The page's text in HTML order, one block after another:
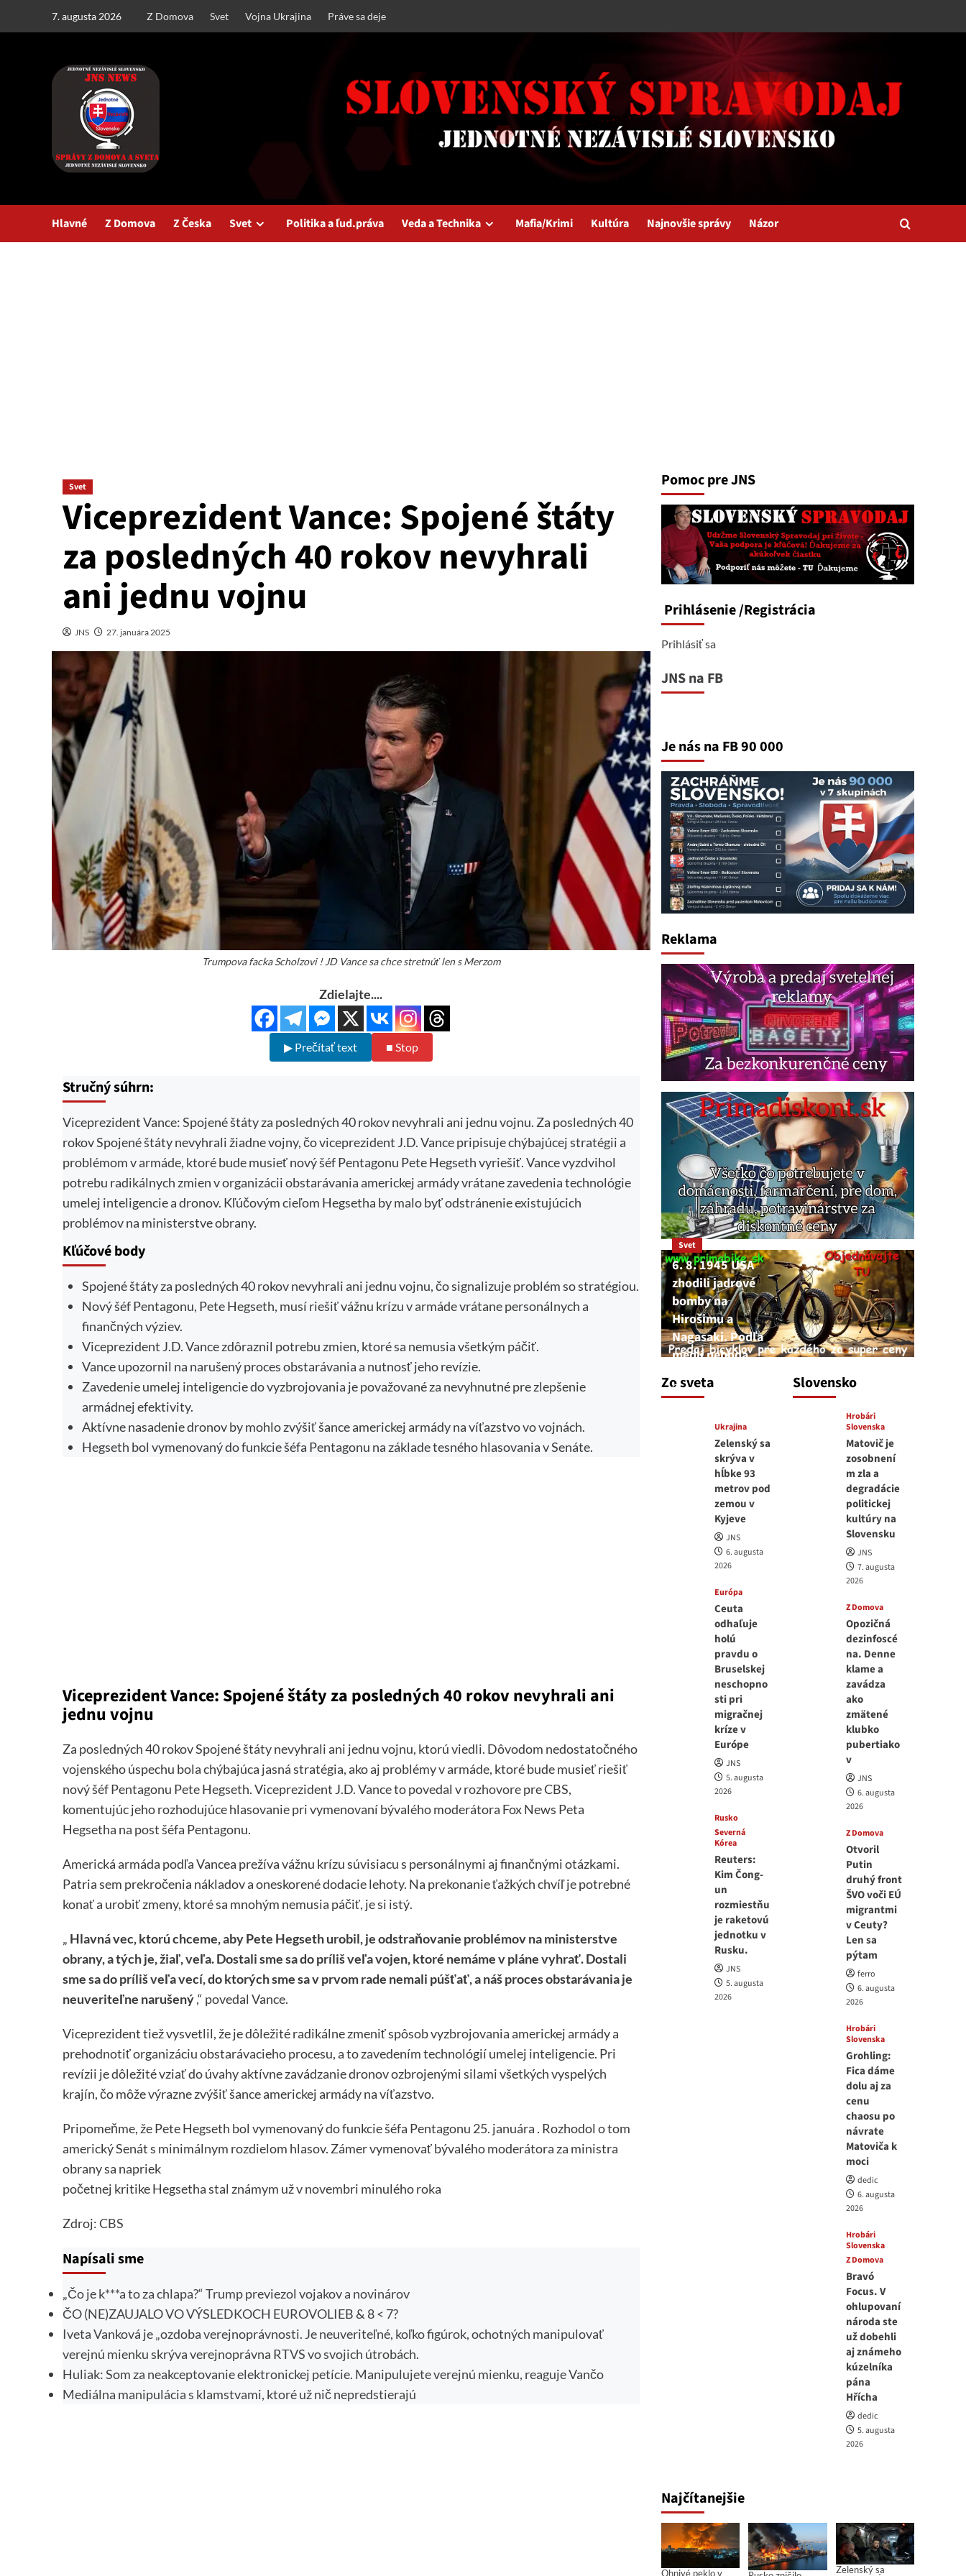
7. augusta 2026 Z Domova Svet Vojna Ukrajina Práve sa deje
Hlavné Z Domova Z Česka Svet Politika a ľud.práva Veda a Technika Mafia/Krimi Kultúra Najnovšie správy Názor
Svet
Viceprezident Vance: Spojené štáty
za posledných 40 rokov nevyhrali
ani jednu vojnu
JNS 27. januára 2025
Trumpova facka Scholzovi ! JD Vance sa chce stretnúť len s Merzom
Zdielajte....
▶ Prečítať text ■ Stop
Stručný súhrn:
Viceprezident Vance: Spojené štáty za posledných 40 rokov nevyhrali ani jednu vojnu. Za posledných 40
rokov Spojené štáty nevyhrali žiadne vojny, čo viceprezident J.D. Vance pripisuje chýbajúcej stratégii a
problémom v armáde, ktoré bude musieť nový šéf Pentagonu Pete Hegseth vyriešiť. Vance vyzdvihol
potrebu radikálnych zmien v organizácii obstarávania americkej armády vrátane zavedenia technológie
umelej inteligencie a dronov. Kľúčovým cieľom Hegsetha by malo byť odstránenie existujúcich
problémov na ministerstve obrany.
Kľúčové body
Spojené štáty za posledných 40 rokov nevyhrali ani jednu vojnu, čo signalizuje problém so stratégiou.
Nový šéf Pentagonu, Pete Hegseth, musí riešiť vážnu krízu v armáde vrátane personálnych a
finančných výziev.
Viceprezident J.D. Vance zdôraznil potrebu zmien, ktoré sa nemusia všetkým páčiť.
Vance upozornil na narušený proces obstarávania a nutnosť jeho revízie.
Zavedenie umelej inteligencie do vyzbrojovania je považované za nevyhnutné pre zlepšenie
armádnej efektivity.
Aktívne nasadenie dronov by mohlo zvýšiť šance americkej armády na víťazstvo vo vojnách.
Hegseth bol vymenovaný do funkcie šéfa Pentagonu na základe tesného hlasovania v Senáte.
Viceprezident Vance: Spojené štáty za posledných 40 rokov nevyhrali ani
jednu vojnu
Za posledných 40 rokov Spojené štáty nevyhrali ani jednu vojnu, ktorú viedli. Dôvodom nedostatočného
vojenského úspechu bola chýbajúca jasná stratégia, ako aj problémy v armáde, ktoré bude musieť riešiť
nový šéf Pentagonu Pete Hegseth. Viceprezident J.D. Vance to povedal vrozhovorepre CBS,
komentujúc jeho rozhodujúce hlasovanie pri vymenovaní bývalého moderátora Fox News Peta
Hegsetha na post šéfa Pentagonu.
Americká armáda podľa Vancea prežíva vážnu krízu súvisiacu s personálnymi aj finančnými otázkami.
Patria sem prekročenia nákladov a oneskorené dodacie lehoty. Na prekonanie ťažkých chvíľ je potrebné
konať a urobiť zmeny, ktoré sa mnohým nemusia páčiť, je si istý.
„ Hlavná vec, ktorú chceme, aby Pete Hegseth urobil, je odstraňovanie problémov na ministerstve
obrany, a tých je, žiaľ, veľa. Dostali sme sa do príliš veľa vojen, ktoré nemáme v pláne vyhrať. Dostali
sme sa do príliš veľa vecí, do ktorých sme sa v prvom rade nemali púšťať, a náš proces obstarávania je
neuveriteľne narušený,“ povedal Vance.
Viceprezident tiež vysvetlil, že je dôležité radikálne zmeniť spôsob vyzbrojovania americkej armády a
prehodnotiť organizáciu obstarávacieho procesu, a to zavedením technológií umelej inteligencie. Pri
revízii je dôležité vziať do úvahy aktívne zavádzanie dronov ozbrojenými silami všetkých vyspelých
krajín, čo môže výrazne zvýšiť šance americkej armády na víťazstvo.
Pripomeňme, že Pete Hegseth bol vymenovaný do funkcie šéfa Pentagonu 25. januára . Rozhodol o tom
americký Senát s minimálnym rozdielom hlasov. Zámer vymenovať bývalého moderátora za ministra
obrany sa napriek
početnej kritike Hegsetha stal známym už v novembri minulého roka
Zdroj:CBS
Napísali sme
„Čo je k***a to za chlapa?“ Trump previezol vojakov a novinárov
ČO (NE)ZAUJALO VO VÝSLEDKOCH EUROVOLIEB & 8 < 7?
Iveta Vanková je „ozdoba verejnoprávnosti. Je neuveriteľné, koľko figúrok, ochotných manipulovať
verejnú mienku skrýva verejnoprávna RTVS vo svojich útrobách.
Huliak: Som za neakceptovanie elektronickej petície. Manipulujete verejnú mienku, reaguje Vančo
Mediálna manipulácia s klamstvami, ktoré už nič nepredstierajú
Pomoc pre JNS
Prihlásenie/Registrácia
Prihlásiť sa
JNS na FB
Je nás na FB 90 000
Reklama
Zo sveta
Svet
6. 8. 1945 USA
zhodili jadrové
bomby na
Hirošimu a
Nagasaki. Podľa
médií nehoda
6. augusta 2026
Ukrajina
Zelenský sa
skrýva v
hĺbke 93
metrov pod
zemou v
Kyjeve
JNS
6. augusta
2026
Európa
Ceuta
odhaľuje
holú
pravdu o
Bruselskej
neschopno
sti pri
migračnej
kríze v
Európe
JNS
5. augusta
2026
Rusko
Severná
Kórea
Reuters:
Kim Čong-
un
rozmiestňu
je raketovú
jednotku v
Rusku.
JNS
5. augusta
2026
Slovensko
Hrobári
Slovenska
Matovič je
zosobnení
m zla a
degradácie
politickej
kultúry na
Slovensku
JNS
7. augusta
2026
Z Domova
Opozičná
dezinfoscé
na. Denne
klame a
zavádza
ako
zmätené
klubko
pubertiako
v
JNS
6. augusta
2026
Z Domova
Otvoril
Putin
druhý front
ŠVO voči EÚ
migrantmi
v Ceuty?
Len sa
pýtam
ferro
6. augusta
2026
Hrobári
Slovenska
Grohling:
Fica dáme
dolu aj za
cenu
chaosu po
návrate
Matoviča k
moci
dedic
6. augusta
2026
Hrobári
Slovenska
Z Domova
Bravó
Focus. V
ohlupovaní
národa ste
už dobehli
aj známeho
kúzelníka
pána
Hřícha
dedic
5. augusta
2026
Najčítanejšie
Ohnivé peklo v
Zelenský sa